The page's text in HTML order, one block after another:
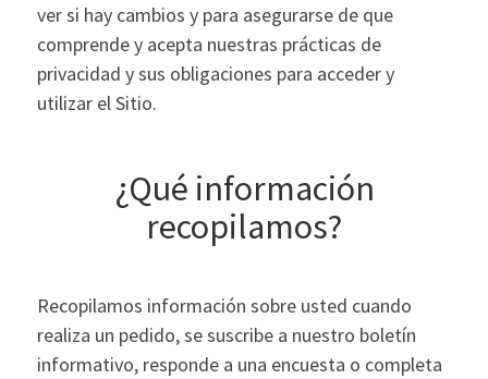
ver si hay cambios y para asegurarse de que
comprende y acepta nuestras prácticas de
privacidad y sus obligaciones para acceder y
utilizar el Sitio.
¿Qué información
recopilamos?
Recopilamos información sobre usted cuando
realiza un pedido, se suscribe a nuestro boletín
informativo, responde a una encuesta o completa